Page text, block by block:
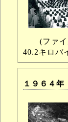
(ファイ
40.2キロバ
１９６４